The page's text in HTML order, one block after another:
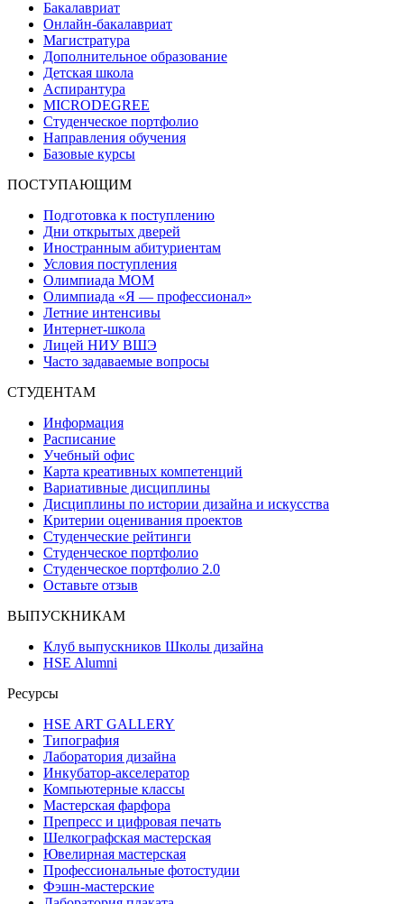
Бакалавриат
Онлайн-бакалавриат
Магистратура
Дополнительное образование
Детская школа
Аспирантура
MICRODEGREE
Студенческое портфолио
Направления обучения
Базовые курсы
ПОСТУПАЮЩИМ
Подготовка к поступлению
Дни открытых дверей
Иностранным абитуриентам
Условия поступления
Олимпиада МОМ
Олимпиада «Я — профессионал»
Летние интенсивы
Интернет-школа
Лицей НИУ ВШЭ
Часто задаваемые вопросы
СТУДЕНТАМ
Информация
Расписание
Учебный офис
Карта креативных компетенций
Вариативные дисциплины
Дисциплины по истории дизайна и искусства
Критерии оценивания проектов
Студенческие рейтинги
Студенческое портфолио
Студенческое портфолио 2.0
Оставьте отзыв
ВЫПУСКНИКАМ
Клуб выпускников Школы дизайна
HSE Alumni
Ресурсы
HSE ART GALLERY
Типография
Лаборатория дизайна
Инкубатор-акселератор
Компьютерные классы
Мастерская фарфора
Препресс и цифровая печать
Шелкографская мастерская
Ювелирная мастерская
Профессиональные фотостудии
Фэшн-мастерские